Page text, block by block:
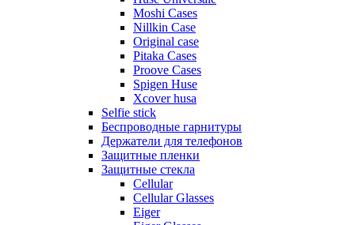
Moshi Cases
Nillkin Case
Original case
Pitaka Cases
Proove Cases
Spigen Huse
Xcover husa
Selfie stick
Беспроводные гарнитуры
Держатели для телефонов
Защитные пленки
Защитные стекла
Cellular
Cellular Glasses
Eiger